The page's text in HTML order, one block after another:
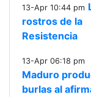
13-Apr 10:44 pm
rostros de la
Resistencia
13-Apr 06:18 pm
Maduro
burlas al